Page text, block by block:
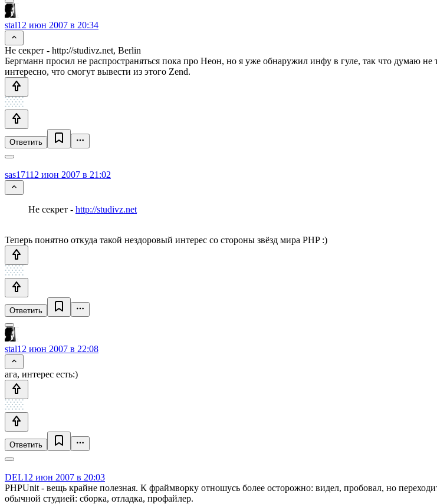
stal12 июн 2007 в 20:34
Не секрет - http://studivz.net, Berlin
Бергманн просил не распространяться пока про Неон, но я уже обнаружил инфу в гуле, так что думаю
интересно, что смогут вывести из этого Zend.
Ответить
sas17112 июн 2007 в 21:02
Не секрет - http://studivz.net
Теперь понятно откуда такой нездоровый интерес со стороны звёзд мира PHP :)
Ответить
stal12 июн 2007 в 22:08
ага, интерес есть:)
Ответить
DEL12 июн 2007 в 20:03
PHPUnit - вещь крайне полезная. К фраймворку отношусь более осторожно: видел, пробовал, но
обычной студией: сборка, отладка, профайлер.